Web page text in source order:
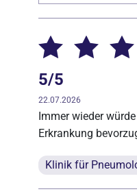
5/5
22.07.2026
Immer wieder
Erkrankung
Klinik für